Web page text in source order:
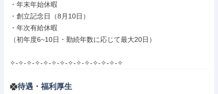
・年末年始休暇
・創立記念日（8月10日）
・年次有給休暇
（初年度6~10日・勤続年数に応じて最大20日）
✧-✧-✧-✧-✧-✧-✧-✧-✧-✧-✧-✧-✧-✧
待遇・福利厚生